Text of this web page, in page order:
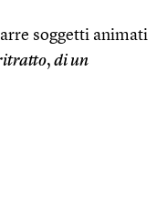
soggetti animati
, di un